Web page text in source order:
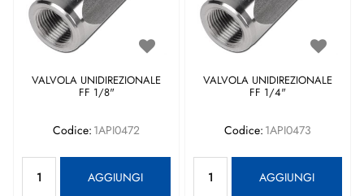
VALVOLA UNIDIREZIONALE
FF 1/8"
Codice: 1API0472
AGGIUNGI
VALVOLA UNIDIREZIONALE
FF 1/4"
Codice: 1API0473
AGGIUNGI